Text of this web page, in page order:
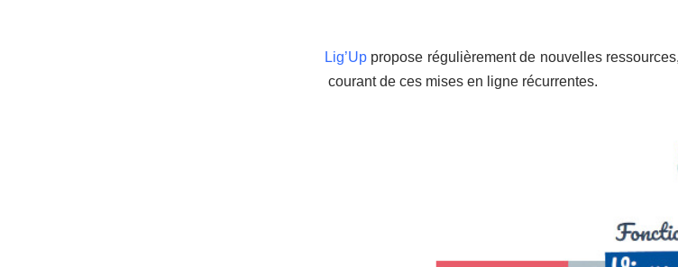
Lig’Up propose régulièrement de nouvelles
courant de ces mises en ligne récurrentes.